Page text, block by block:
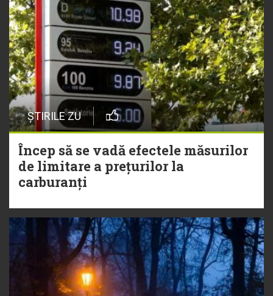
ȘTIRILE ZU
Încep să se vadă efectele măsurilor
de limitare a prețurilor la
carburanți